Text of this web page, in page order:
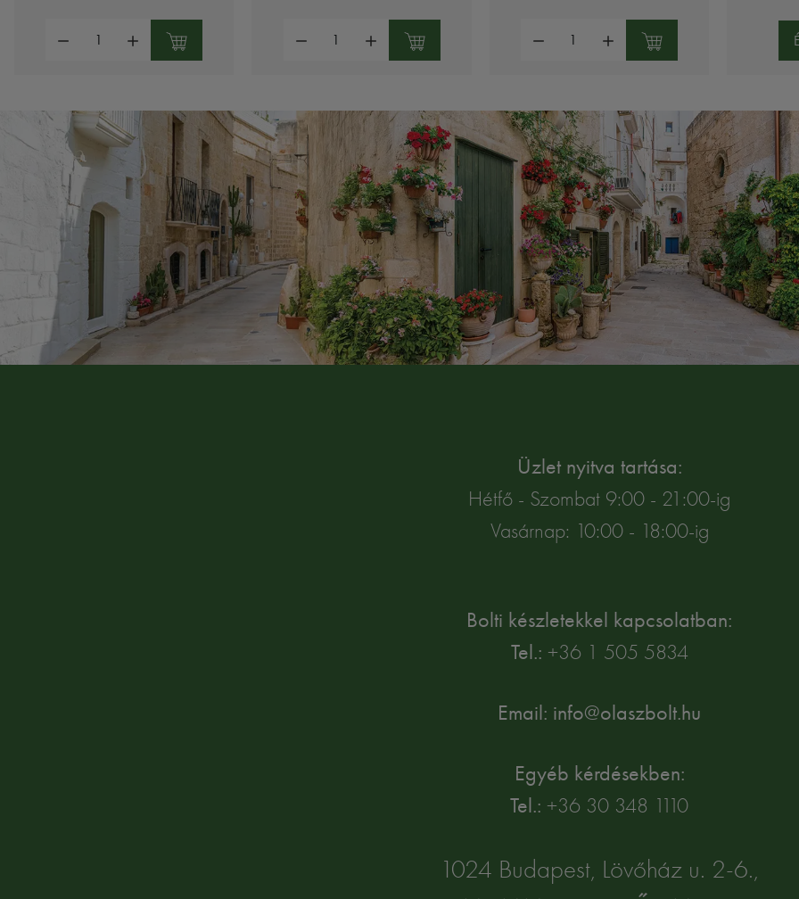
Üzlet nyitva tartása:
Hétfő - Szombat 9:00 - 21:00-ig
Vasárnap: 10:00 - 18:00-ig
Bolti készletekkel kapcsolatban:
Tel.: +36 1 505 5834
Email: info@olaszbolt.hu
Egyéb kérdésekben:
Tel.: +36 30 348 1110
1024 Budapest, Lövőház u. 2-6.,